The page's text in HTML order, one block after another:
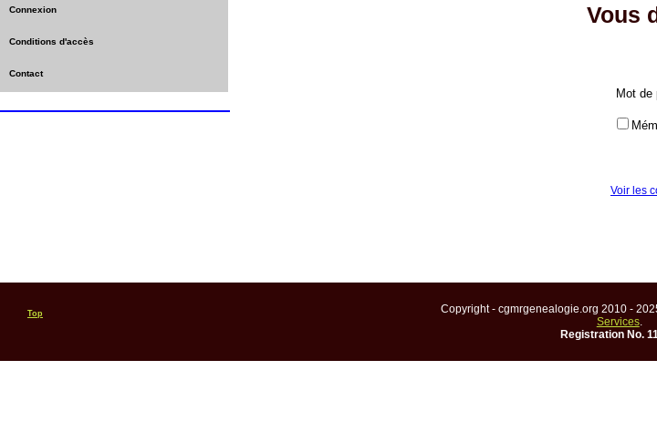
Connexion
Conditions d'accès
Contact
Vous
Mot de
Voir les
Top Copyright - cgmrgenealogie.org 2010 -
Services.
Registration No.